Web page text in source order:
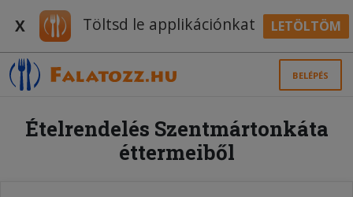
X Töltsd le applikációnkat LETÖLTÖM
BELÉPÉS
Ételrendelés Szentmártonkáta
éttermeiből